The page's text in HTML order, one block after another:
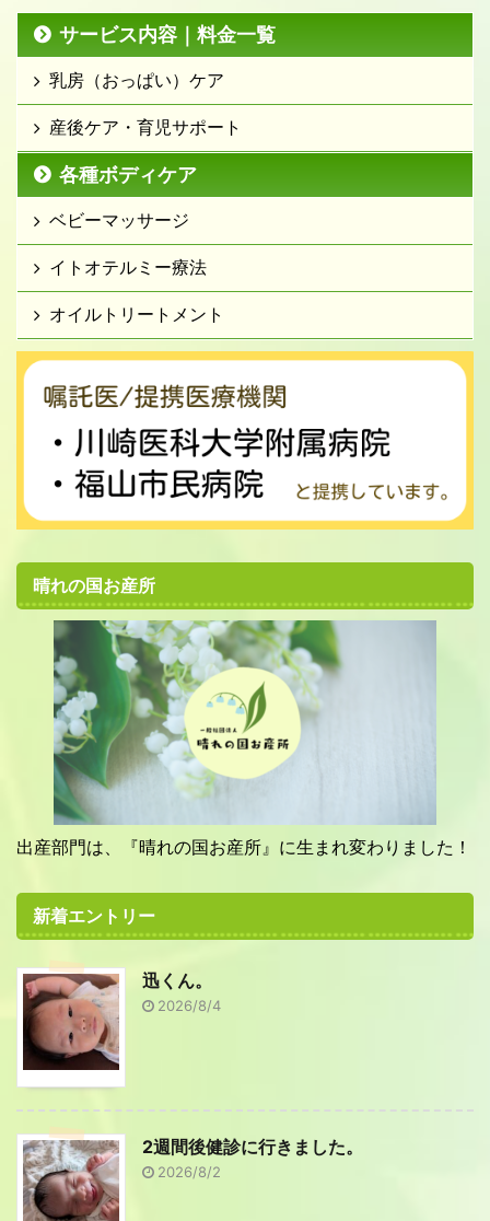
サービス内容｜料金一覧
乳房（おっぱい）ケア
産後ケア・育児サポート
各種ボディケア
ベビーマッサージ
イトオテルミー療法
オイルトリートメント
晴れの国お産所
出産部門は、『晴れの国お産所』に生まれ変わりました！
新着エントリー
迅くん。
2026/8/4
2週間後健診に行きました。
2026/8/2